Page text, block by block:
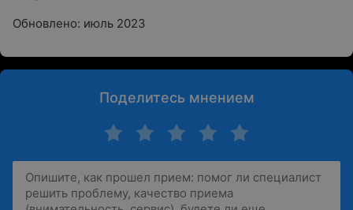
Обновлено: июль 2023
Поделитесь мнением